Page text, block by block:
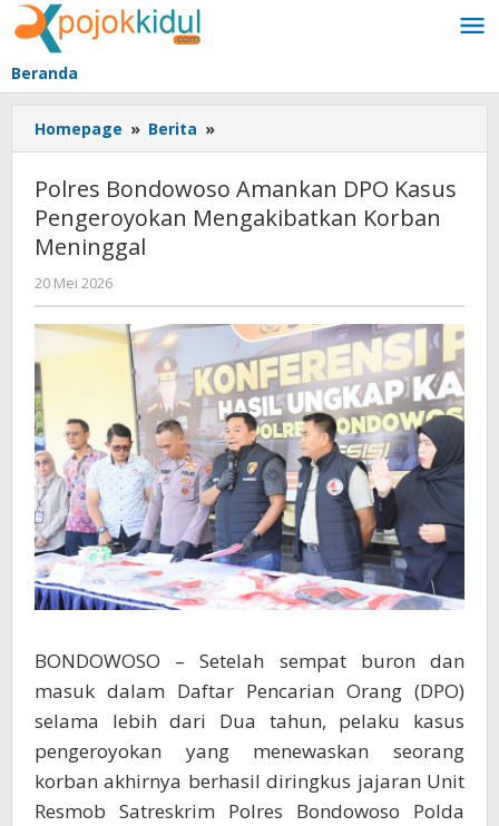
Lewati
ke
konten
Beranda
Homepage » Berita »
Bondowoso
DPO
Kasus
Meninggal
Polres Bondowoso Amankan DPO Kasus
Pengeroyokan Mengakibatkan Korban
Meninggal
20 Mei 2026
BangAdmin
BONDOWOSO – Setelah sempat buron dan
masuk dalam Daftar Pencarian Orang (DPO)
selama lebih dari Dua tahun, pelaku kasus
pengeroyokan yang menewaskan seorang
korban akhirnya berhasil diringkus jajaran Unit
Resmob Satreskrim Polres Bondowoso Polda